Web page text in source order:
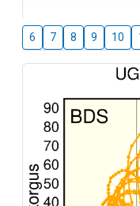
6 7 8 9 10